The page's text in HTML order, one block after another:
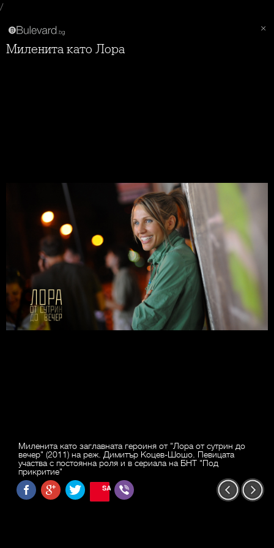
/
Миленита като Лора
Миленита като заглавната героиня от "Лора от сутрин до
вечер" (2011) на реж. Димитър Коцев-Шошо. Певицата
участва с постоянна роля и в сериала на БНТ "Под
прикритие"
SAVE